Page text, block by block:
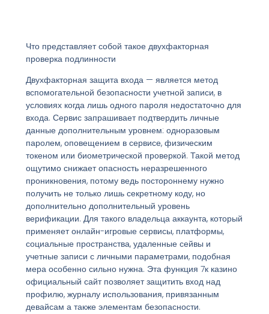
Что представляет собой такое двухфакторная
проверка подлинности
Двухфакторная защита входа — является метод
вспомогательной безопасности учетной записи, в
условиях когда лишь одного пароля недостаточно для
входа. Сервис запрашивает подтвердить личные
данные дополнительным уровнем: одноразовым
паролем, оповещением в сервисе, физическим
токеном или биометрической проверкой. Такой метод
ощутимо снижает опасность неразрешенного
проникновения, потому ведь постороннему нужно
получить не только лишь секретному коду, но
дополнительно дополнительный уровень
верификации. Для такого владельца аккаунта, который
применяет онлайн-игровые сервисы, платформы,
социальные пространства, удаленные сейвы и
учетные записи с личными параметрами, подобная
мера особенно сильно нужна. Эта функция 7к казино
официальный сайт позволяет защитить вход над
профилю, журналу использования, привязанным
девайсам а также элементам безопасности.